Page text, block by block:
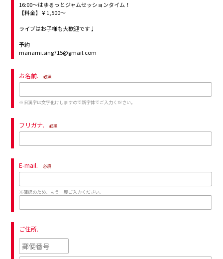
16:00〜はゆるっとジャムセッションタイム！
【料金】￥1,500〜
ライブはお子様も大歓迎です♩
予約
manami.sing715@gmail.com
お名前. 必須
※旧漢字は文字化けしますので新字体でご入力ください。
フリガナ. 必須
E-mail. 必須
※確認のため、もう一度ご入力ください。
ご住所.